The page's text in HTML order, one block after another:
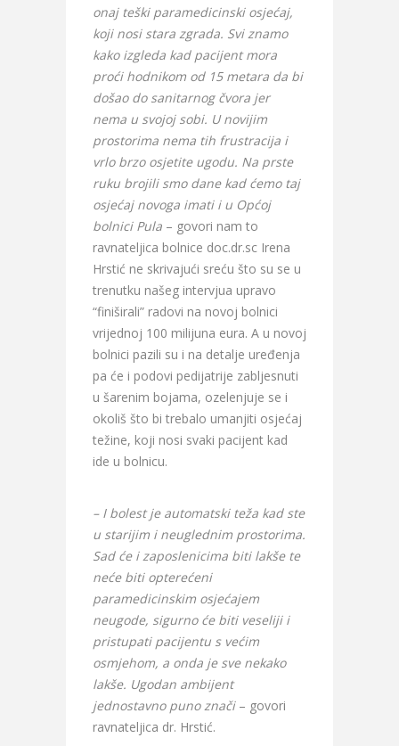
onaj teški paramedicinski osjećaj,
koji nosi stara zgrada. Svi znamo
kako izgleda kad pacijent mora
proći hodnikom od 15 metara da bi
došao do sanitarnog čvora jer
nema u svojoj sobi. U novijim
prostorima nema tih frustracija i
vrlo brzo osjetite ugodu. Na prste
ruku brojili smo dane kad ćemo taj
osjećaj novoga imati i u Općoj
bolnici Pula – govori nam to
ravnateljica bolnice doc.dr.sc Irena
Hrstić ne skrivajući sreću što su se u
trenutku našeg intervjua upravo
“finiširali” radovi na novoj bolnici
vrijednoj 100 milijuna eura. A u novoj
bolnici pazili su i na detalje uređenja
pa će i podovi pedijatrije zabljesnuti
u šarenim bojama, ozelenjuje se i
okoliš što bi trebalo umanjiti osjećaj
težine, koji nosi svaki pacijent kad
ide u bolnicu.
– I bolest je automatski teža kad ste
u starijim i neuglednim prostorima.
Sad će i zaposlenicima biti lakše te
neće biti opterećeni
paramedicinskim osjećajem
neugode, sigurno će biti veseliji i
pristupati pacijentu s većim
osmjehom, a onda je sve nekako
lakše. Ugodan ambijent
jednostavno puno znači– govori
ravnateljica dr. Hrstić.